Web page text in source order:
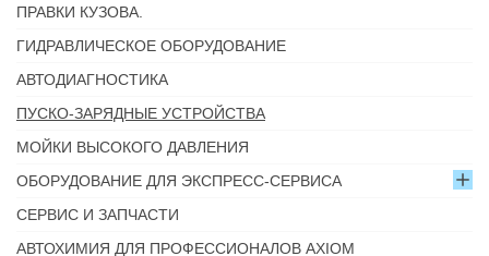
ПРАВКИ КУЗОВА.
ГИДРАВЛИЧЕСКОЕ ОБОРУДОВАНИЕ
АВТОДИАГНОСТИКА
ПУСКО-ЗАРЯДНЫЕ УСТРОЙСТВА
МОЙКИ ВЫСОКОГО ДАВЛЕНИЯ
ОБОРУДОВАНИЕ ДЛЯ ЭКСПРЕСС-СЕРВИСА
СЕРВИС И ЗАПЧАСТИ
АВТОХИМИЯ ДЛЯ ПРОФЕССИОНАЛОВ AXIOM